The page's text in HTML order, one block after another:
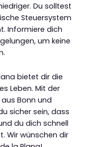
Du solltest
Steuersystem
Informiere dich
um keine
bietet dir die
Leben. Mit der
Bonn und
sicher sein, dass
du dich schnell
Wir wünschen dir